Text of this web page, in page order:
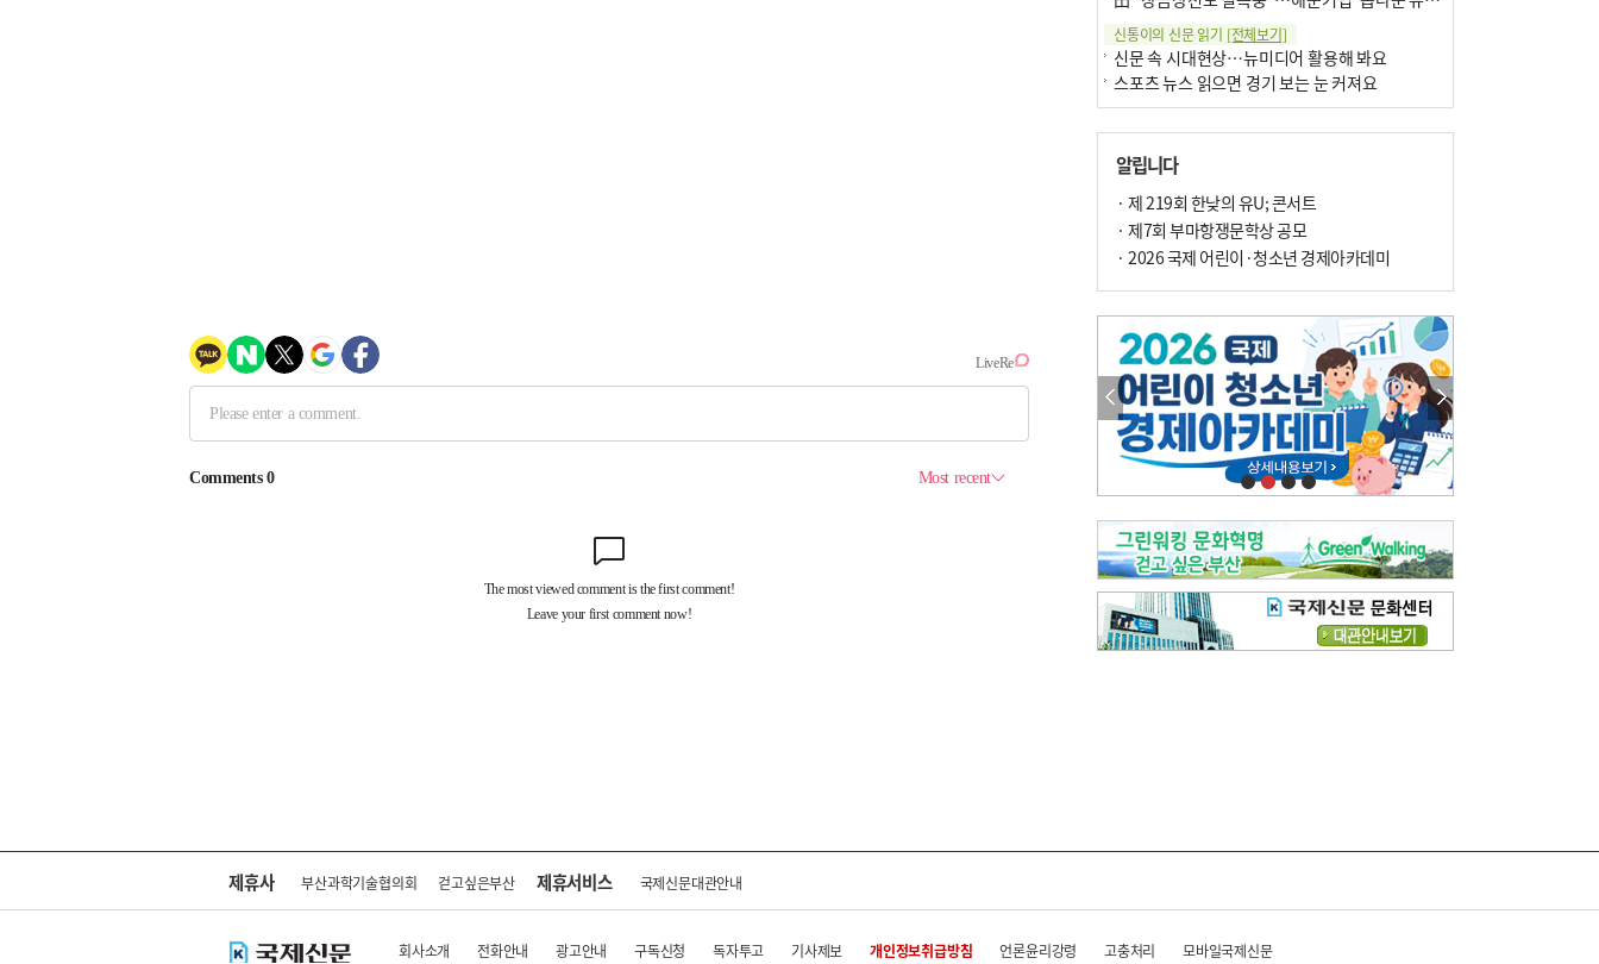
신통이의 신문 읽기 [전체보기]
신문 속 시대현상…뉴미디어 활용해 봐요
스포츠 뉴스 읽으면 경기 보는 눈 커져요
구·군 승진 축하화분 관행 없애자니 소상공인 울상
팩트체크[전체보기]
의령 한우산 털중나리
한 손 뉴스[전체보기]
시민이 개발한 폭염 대응 앱 ‘그늘로’ 길안내 지도 등 인기
골목 맛집 발굴 고메 셀렉션…부산시, 페스티벌 시월 연계
오늘의 날씨-[전체보기]
오늘의 날씨- 2026년 8월 7일
오늘의 날씨- 2026년 8월 6일
우리 결혼해요-[전체보기]
우리 결혼해요- 김홍윤·정세빈 커플
알립니다
· 제 219회 한낮의 유U; 콘서트
· 제7회 부마항쟁문학상 공모
· 2026 국제 어린이·청소년 경제아카데미
제휴사 부산과학기술협의회 걷고싶은부산 제휴서비스 국제신문대관안내
회사소개 전화안내 광고안내 구독신청 독자투고 기사제보 개인정보취급방침 언론윤리강령 고충처리 모바일국제신문